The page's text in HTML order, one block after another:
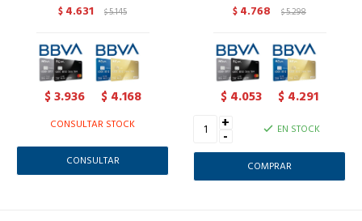
$ 4.631 $5.145
$3.936 $ 4.168
CONSULTAR STOCK
CONSULTAR
$ 4.768 $5.298
$ 4.053 $ 4.291
+
- EN STOCK